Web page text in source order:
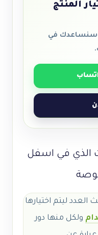
المنتج
وسنساعدك في
الذي في اسفل
ليتم اختيارها
ولكل منها دور